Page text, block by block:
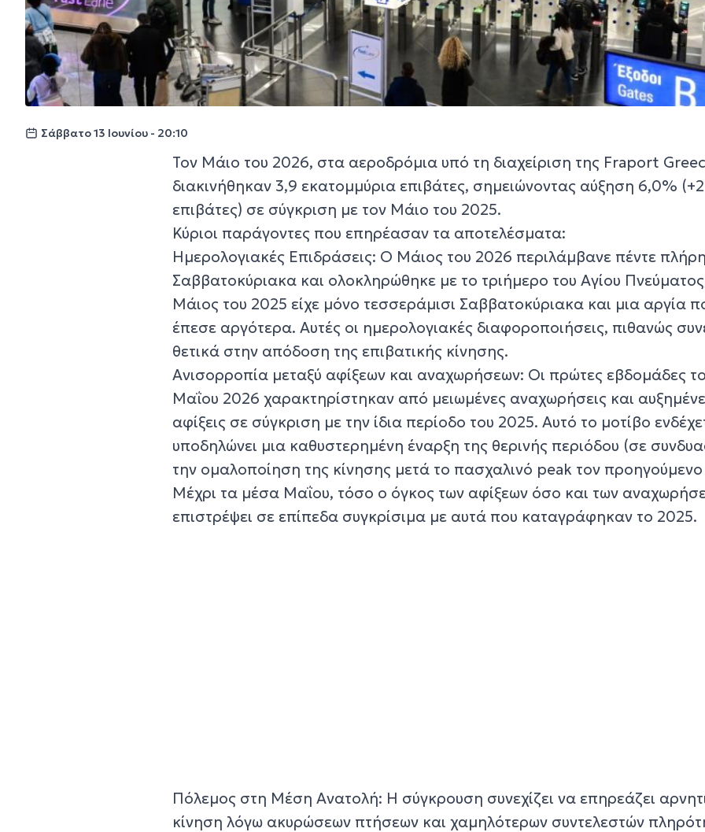
Σάββατο 13 Ιουνίου - 20:10
Τον Μάιο του 2026, στα αεροδρόμια υπό τη διαχείριση της Fraport
διακινήθηκαν 3,9 εκατομμύρια επιβάτες, σημειώνοντας αύξηση 6,0%
επιβάτες) σε σύγκριση με τον Μάιο του 2025.
Κύριοι παράγοντες που επηρέασαν τα αποτελέσματα:
Ημερολογιακές Επιδράσεις: Ο Μάιος του 2026 περιλάμβανε πέντε πλήρη
Σαββατοκύριακα και ολοκληρώθηκε με το τριήμερο του Αγίου
Μάιος του 2025 είχε μόνο τεσσεράμισι Σαββατοκύριακα και μια αργία
έπεσε αργότερα. Αυτές οι ημερολογιακές διαφοροποιήσεις, πιθανώς
θετικά στην απόδοση της επιβατικής κίνησης.
Ανισορροπία μεταξύ αφίξεων και αναχωρήσεων: Οι πρώτες εβδομάδες
Μαΐου 2026 χαρακτηρίστηκαν από μειωμένες αναχωρήσεις και
αφίξεις σε σύγκριση με την ίδια περίοδο του 2025. Αυτό το μοτίβο
υποδηλώνει μια καθυστερημένη έναρξη της θερινής περιόδου (σε
την ομαλοποίηση της κίνησης μετά το πασχαλινό peak τον
Μέχρι τα μέσα Μαΐου, τόσο ο όγκος των αφίξεων όσο και των
επιστρέψει σε επίπεδα συγκρίσιμα με αυτά που καταγράφηκαν το 2025.
Πόλεμος στη Μέση Ανατολή: Η σύγκρουση συνεχίζει να επηρεάζει
κίνηση λόγω ακυρώσεων πτήσεων και χαμηλότερων συντελεστών